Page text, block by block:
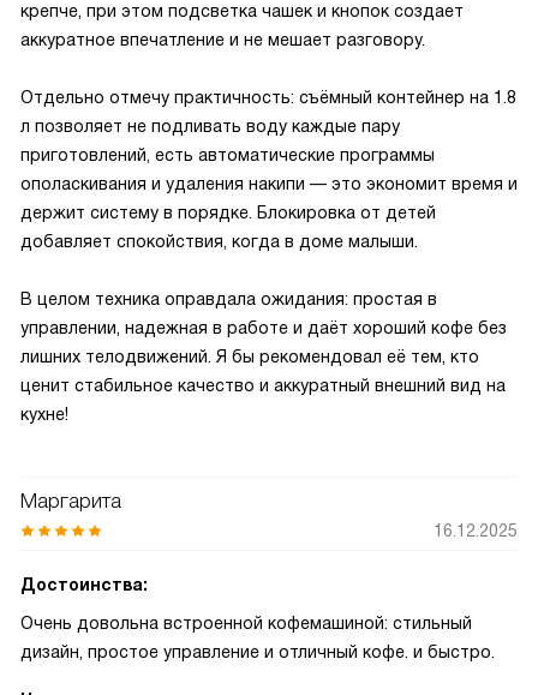
крепче, при этом подсветка чашек и кнопок создает
аккуратное впечатление и не мешает разговору.
Отдельно отмечу практичность: съёмный контейнер на 1.8
л позволяет не подливать воду каждые пару
приготовлений, есть автоматические программы
ополаскивания и удаления накипи — это экономит время и
держит систему в порядке. Блокировка от детей
добавляет спокойствия, когда в доме малыши.
В целом техника оправдала ожидания: простая в
управлении, надежная в работе и даёт хороший кофе без
лишних телодвижений. Я бы рекомендовал её тем, кто
ценит стабильное качество и аккуратный внешний вид на
кухне!
Маргарита
16.12.2025
Достоинства:
Очень довольна встроенной кофемашиной: стильный
дизайн, простое управление и отличный кофе. и быстро.